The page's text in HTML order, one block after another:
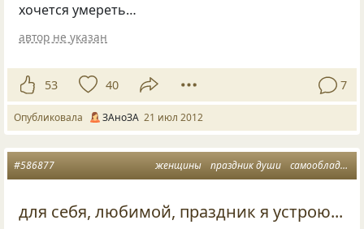
хочется умереть…
автор не указан
53 40 7
Опубликовала ЗАноЗА 21 июл 2012
женщины праздник души самообладание
#586877
для себя, любимой, праздник я устрою...